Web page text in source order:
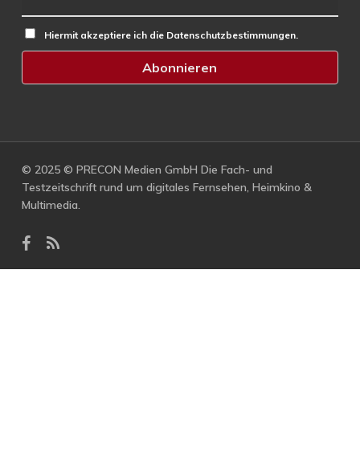
Hiermit akzeptiere ich die Datenschutzbestimmungen.
© 2025 © PRECON Medien GmbH Die Fach- und
Testzeitschrift rund um digitales Fernsehen, Heimkino &
Multimedia.
facebook
RSS